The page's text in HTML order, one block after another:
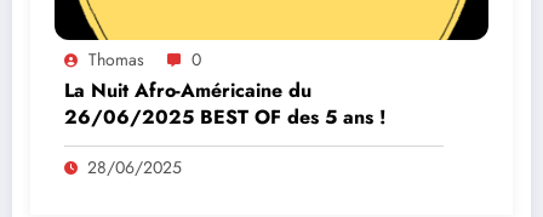
Thomas 0
La Nuit Afro-Américaine du
26/06/2025 BEST OF des 5 ans !
28/06/2025